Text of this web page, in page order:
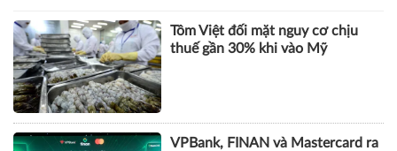
Tôm Việt đối mặt nguy cơ chịu
thuế gần 30% khi vào Mỹ
VPBank, FINAN và Mastercard ra